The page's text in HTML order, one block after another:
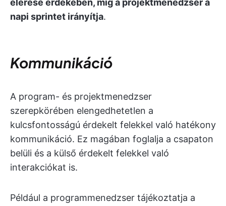
elérése érdekében, míg a projektmenedzser a
napi sprintet irányítja.
Kommunikáció
A program- és projektmenedzser
szerepkörében elengedhetetlen a
kulcsfontosságú érdekelt felekkel való hatékony
kommunikáció. Ez magában foglalja a csapaton
belüli és a külső érdekelt felekkel való
interakciókat is.
Például a programmenedzser tájékoztatja a